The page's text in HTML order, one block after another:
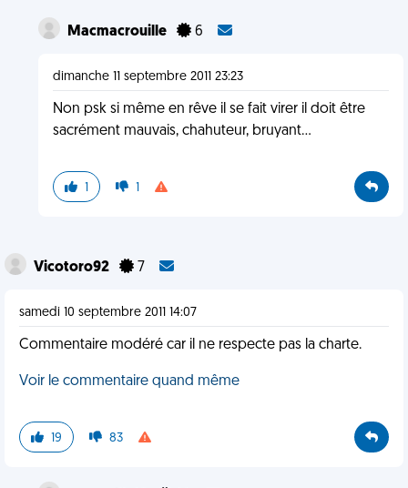
Macmacrouille 6
dimanche 11 septembre 2011 23:23
Non psk si même en rêve il se fait virer il doit être
sacrément mauvais, chahuteur, bruyant...
1 1
Vicotoro92 7
samedi 10 septembre 2011 14:07
Commentaire modéré car il ne respecte pas la charte.
Voir le commentaire quand même
19 83